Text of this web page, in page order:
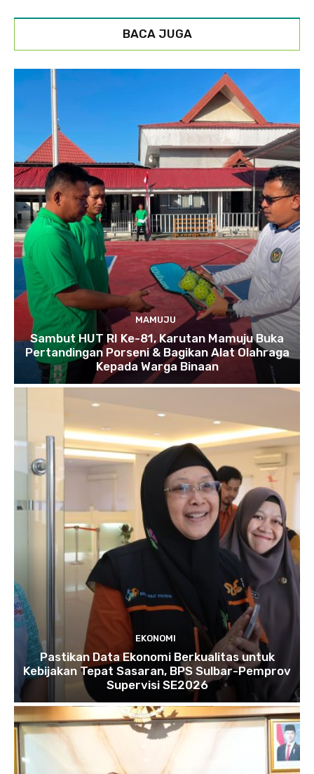
BACA JUGA
MAMUJU
Sambut HUT RI Ke-81, Karutan Mamuju Buka
Pertandingan Porseni & Bagikan Alat Olahraga
Kepada Warga Binaan
EKONOMI
Pastikan Data Ekonomi Berkualitas untuk
Kebijakan Tepat Sasaran, BPS Sulbar-Pemprov
Supervisi SE2026